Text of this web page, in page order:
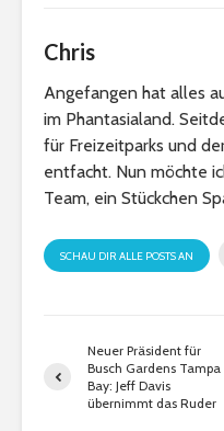
Chris
Angefangen hat alles
im Phantasialand.
für Freizeitparks und
entfacht. Nun möchte
Team, ein Stückchen
SCHAU DIR ALLE POSTS AN
Neuer Präsident für
Busch Gardens Tampa
Bay: Jeff Davis
übernimmt das Ruder